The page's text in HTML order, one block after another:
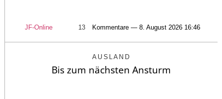
JF-Online 13 Kommentare — 8. August 2026 16:46
AUSLAND
Bis zum nächsten Ansturm